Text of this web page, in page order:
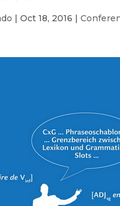
| Oct 18, 2016 |